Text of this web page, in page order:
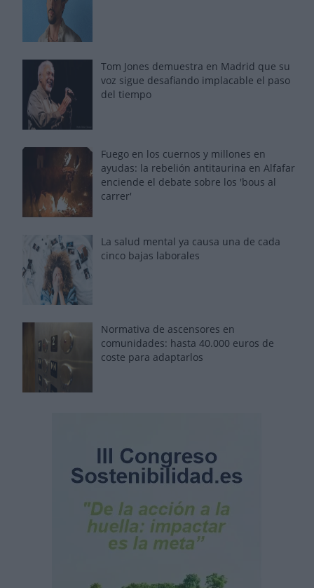
Tom Jones demuestra en Madrid que su
voz sigue desafiando implacable el paso
del tiempo
Fuego en los cuernos y millones en
ayudas: la rebelión antitaurina en Alfafar
enciende el debate sobre los 'bous al
carrer'
La salud mental ya causa una de cada
cinco bajas laborales
Normativa de ascensores en
comunidades: hasta 40.000 euros de
coste para adaptarlos